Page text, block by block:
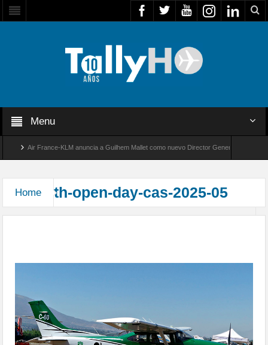
Menu
Air France-KLM anuncia a Guilhem Mallet como nuevo Director General para
Home th-open-day-cas-2025-05